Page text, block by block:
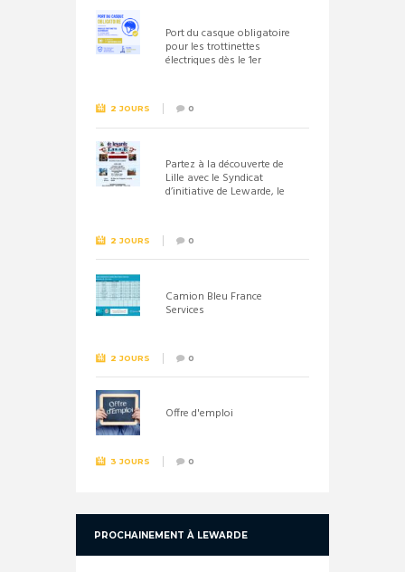
Port du casque obligatoire
pour les trottinettes
électriques dès le 1er
2 JOURS 0
Partez à la découverte de
Lille avec le Syndicat
d’initiative de Lewarde, le
2 JOURS 0
Camion Bleu France
Services
2 JOURS 0
Offre d'emploi
3 JOURS 0
PROCHAINEMENT À LEWARDE